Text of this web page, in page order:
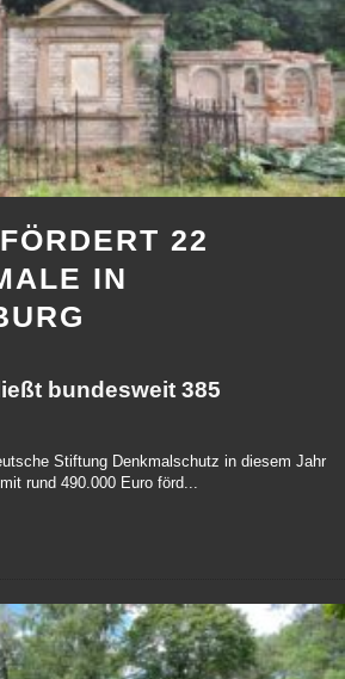
22
IN
bundesweit 385
Stiftung Denkmalschutz in diesem Jahr
rund 490.000 Euro förd...